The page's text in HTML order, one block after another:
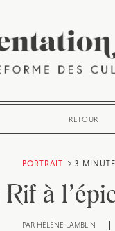
RETOUR
PORTRAIT 3
à
PAR HÉLÈNE LAMBLIN